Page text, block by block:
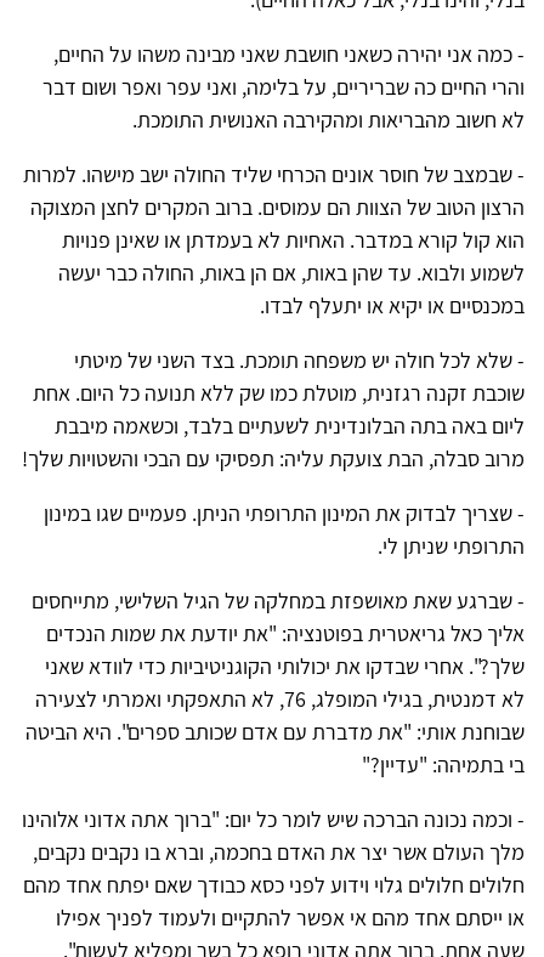
- כמה אני יהירה כשאני חושבת שאני מבינה משהו על החיים,
והרי החיים כה שבריריים, על בלימה, ואני עפר ואפר ושום דבר
לא חשוב מהבריאות ומהקירבה האנושית התומכת.
- שבמצב של חוסר אונים הכרחי שליד החולה ישב מישהו. למרות
הרצון הטוב של הצוות הם עמוסים. ברוב המקרים לחצן המצוקה
הוא קול קורא במדבר. האחיות לא בעמדתן או שאינן פנויות
לשמוע ולבוא. עד שהן באות, אם הן באות, החולה כבר יעשה
במכנסיים או יקיא או יתעלף לבדו.
- שלא לכל חולה יש משפחה תומכת. בצד השני של מיטתי
שוכבת זקנה רגזנית, מוטלת כמו שק ללא תנועה כל היום. אחת
ליום באה בתה הבלונדינית לשעתיים בלבד, וכשאמה מיבבת
מרוב סבלה, הבת צועקת עליה: תפסיקי עם הבכי והשטויות שלך!
- שצריך לבדוק את המינון התרופתי הניתן. פעמיים שגו במינון
התרופתי שניתן לי.
- שברגע שאת מאושפזת במחלקה של הגיל השלישי, מתייחסים
אליך כאל גריאטרית בפוטנציה: "את יודעת את שמות הנכדים
שלך?". אחרי שבדקו את יכולותי הקוגניטיביות כדי לוודא שאני
לא דמנטית, בגילי המופלג, 76, לא התאפקתי ואמרתי לצעירה
שבוחנת אותי: "את מדברת עם אדם שכותב ספרים". היא הביטה
בי בתמיהה: "עדיין?"
- וכמה נכונה הברכה שיש לומר כל יום: "ברוך אתה אדוני אלוהינו
מלך העולם אשר יצר את האדם בחכמה, וברא בו נקבים נקבים,
חלולים חלולים גלוי וידוע לפני כסא כבודך שאם יפתח אחד מהם
או ייסתם אחד מהם אי אפשר להתקיים ולעמוד לפניך אפילו
שעה אחת. ברוך אתה אדוני רופא כל בשר ומפליא לעשות".